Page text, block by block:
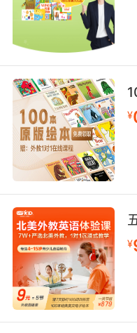
四、技术支持设备清单
智慧教学场景必备
线路由器、可移动
统。重点推荐三类
持12种语言即时互
成发音评估报告）
20+真实交流场景
数据显示，智能设
升3.8倍，印证了
瞻性。
五、应急备用物资体系
完备的风险防控物
保护箱、模块化维
需要配备教学应急
用单词卡片、简易
育管理学院的研究
¥
¥